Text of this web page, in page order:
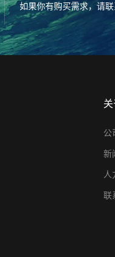
如果你有购买需求，请联
公
新
人
联